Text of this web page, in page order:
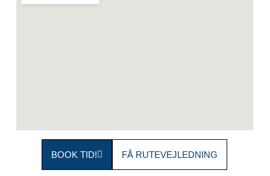
BOOK TID! FÅ RUTEVEJLEDNING